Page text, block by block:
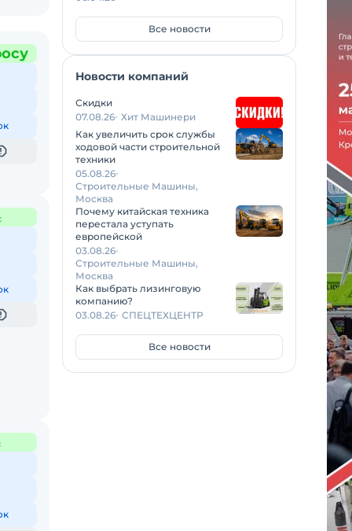
Все новости
Новости компаний
Скидки
07.08.26 Хит Машинери
Как увеличить срок службы
ходовой части строительной
техники
05.08.26
Строительные Машины,
Москва
Почему китайская техника
перестала уступать
европейской
03.08.26
Строительные Машины,
Москва
Как выбрать лизинговую
компанию?
03.08.26 СПЕЦТЕХЦЕНТР
Все новости